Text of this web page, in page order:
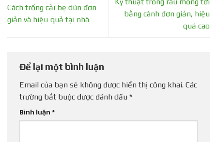
Cách trồng cải bẹ dún đơn
giản và hiệu quả tại nhà
bằng cành đơn giản, hiệu
quả cao
Để lại một bình luận
Email của bạn sẽ không được hiển thị công khai. Các
trường bắt buộc được đánh dấu *
Bình luận *